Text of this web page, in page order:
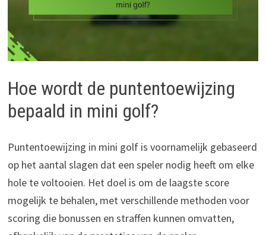
Hoe wordt de puntentoewijzing
bepaald in mini golf?
Puntentoewijzing in mini golf is voornamelijk gebaseerd
op het aantal slagen dat een speler nodig heeft om elke
hole te voltooien. Het doel is om de laagste score
mogelijk te behalen, met verschillende methoden voor
scoring die bonussen en straffen kunnen omvatten,